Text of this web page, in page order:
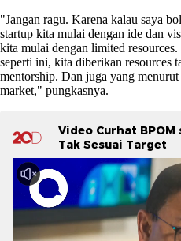
"Jangan ragu. Karena kalau saya
startup kita mulai dengan ide dan
kita mulai dengan limited
seperti ini, kita diberikan resources
mentorship. Dan juga yang menurut
market," pungkasnya.
Video Curhat BPOM
Tak Sesuai Target